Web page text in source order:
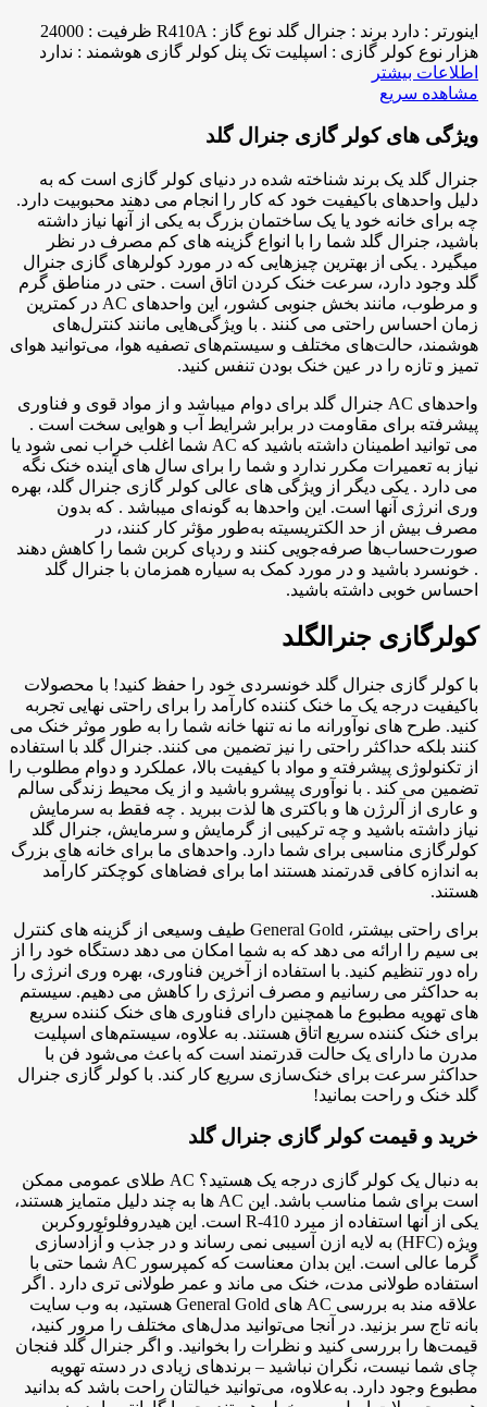
اینورتر : دارد برند : جنرال گلد نوع گاز : R410A ظرفیت : 24000
هزار نوع کولر گازی : اسپلیت تک پنل کولر گازی هوشمند : ندارد
اطلاعات بیشتر
مشاهده سریع
ویژگی های کولر گازی جنرال گلد
جنرال گلد یک برند شناخته شده در دنیای کولر گازی است که به
دلیل واحدهای باکیفیت خود که کار را انجام می دهند محبوبیت دارد.
چه برای خانه خود یا یک ساختمان بزرگ به یکی از آنها نیاز داشته
باشید، جنرال گلد شما را با انواع گزینه های کم مصرف در نظر
میگیرد . یکی از بهترین چیزهایی که در مورد کولرهای گازی جنرال
گلد وجود دارد، سرعت خنک کردن اتاق است . حتی در مناطق گرم
و مرطوب، مانند بخش جنوبی کشور، این واحدهای AC در کمترین
زمان احساس راحتی می کنند . با ویژگی‌هایی مانند کنترل‌های
هوشمند، حالت‌های مختلف و سیستم‌های تصفیه هوا، می‌توانید هوای
تمیز و تازه را در عین خنک بودن تنفس کنید.
واحدهای AC جنرال گلد برای دوام میباشد و از مواد قوی و فناوری
پیشرفته برای مقاومت در برابر شرایط آب و هوایی سخت است .
می توانید اطمینان داشته باشید که AC شما اغلب خراب نمی شود یا
نیاز به تعمیرات مکرر ندارد و شما را برای سال های آینده خنک نگه
می دارد . یکی دیگر از ویژگی های عالی کولر گازی جنرال گلد، بهره
وری انرژی آنها است. این واحدها به گونه‌ای میباشد . که بدون
مصرف بیش از حد الکتریسیته به‌طور مؤثر کار کنند، در
صورت‌حساب‌ها صرفه‌جویی کنند و ردپای کربن شما را کاهش دهند
. خونسرد باشید و در مورد کمک به سیاره همزمان با جنرال گلد
احساس خوبی داشته باشید.
کولرگازی جنرالگلد
با کولر گازی جنرال گلد خونسردی خود را حفظ کنید! با محصولات
باکیفیت درجه یک ما خنک کننده کارآمد را برای راحتی نهایی تجربه
کنید. طرح های نوآورانه ما نه تنها خانه شما را به طور موثر خنک می
کنند بلکه حداکثر راحتی را نیز تضمین می کنند. جنرال گلد با استفاده
از تکنولوژی پیشرفته و مواد با کیفیت بالا، عملکرد و دوام مطلوب را
تضمین می کند . با نوآوری پیشرو باشید و از یک محیط زندگی سالم
و عاری از آلرژن ها و باکتری ها لذت ببرید . چه فقط به سرمایش
نیاز داشته باشید و چه ترکیبی از گرمایش و سرمایش، جنرال گلد
کولرگازی مناسبی برای شما دارد. واحدهای ما برای خانه های بزرگ
به اندازه کافی قدرتمند هستند اما برای فضاهای کوچکتر کارآمد
هستند.
برای راحتی بیشتر، General Gold طیف وسیعی از گزینه های کنترل
بی سیم را ارائه می دهد که به شما امکان می دهد دستگاه خود را از
راه دور تنظیم کنید. با استفاده از آخرین فناوری، بهره وری انرژی را
به حداکثر می رسانیم و مصرف انرژی را کاهش می دهیم. سیستم
های تهویه مطبوع ما همچنین دارای فناوری های خنک کننده سریع
برای خنک کننده سریع اتاق هستند. به علاوه، سیستم‌های اسپلیت
مدرن ما دارای یک حالت قدرتمند است که باعث می‌شود فن با
حداکثر سرعت برای خنک‌سازی سریع کار کند. با کولر گازی جنرال
گلد خنک و راحت بمانید!
خرید و قیمت کولر گازی جنرال گلد
به دنبال یک کولر گازی درجه یک هستید؟ AC طلای عمومی ممکن
است برای شما مناسب باشد. این AC ها به چند دلیل متمایز هستند،
یکی از آنها استفاده از مبرد R-410 است. این هیدروفلوئوروکربن
ویژه (HFC) به لایه ازن آسیبی نمی رساند و در جذب و آزادسازی
گرما عالی است. این بدان معناست که کمپرسور AC شما حتی با
استفاده طولانی مدت، خنک می ماند و عمر طولانی تری دارد . اگر
علاقه مند به بررسی AC های General Gold هستید، به وب سایت
بانه تاج سر بزنید. در آنجا می‌توانید مدل‌های مختلف را مرور کنید،
قیمت‌ها را بررسی کنید و نظرات را بخوانید. و اگر جنرال گلد فنجان
چای شما نیست، نگران نباشید – برندهای زیادی در دسته تهویه
مطبوع وجود دارد. به‌علاوه، می‌توانید خیالتان راحت باشد که بدانید